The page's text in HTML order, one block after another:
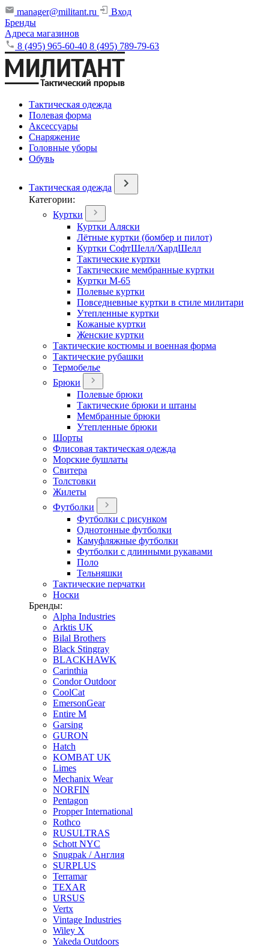
manager@militant.ru
Вход
Бренды
Адреса магазинов
8 (495) 965-60-40 8 (495) 789-79-63
Тактическая одежда
Полевая форма
Аксессуары
Снаряжение
Головные уборы
Обувь
Тактическая одежда
Категории:
Куртки
Куртки Аляски
Лётные куртки (бомбер и пилот)
Куртки СофтШелл/ХардШелл
Тактические куртки
Тактические мембранные куртки
Куртки М-65
Полевые куртки
Повседневные куртки в стиле милитари
Утепленные куртки
Кожаные куртки
Женские куртки
Тактические костюмы и военная форма
Тактические рубашки
Термобелье
Брюки
Полевые брюки
Тактические брюки и штаны
Мембранные брюки
Утепленные брюки
Шорты
Флисовая тактическая одежда
Морские бушлаты
Свитера
Толстовки
Жилеты
Футболки
Футболки с рисунком
Однотонные футболки
Камуфляжные футболки
Футболки с длинными рукавами
Поло
Тельняшки
Тактические перчатки
Носки
Бренды:
Alpha Industries
Arktis UK
Bilal Brothers
Black Stingray
BLACKHAWK
Carinthia
Condor Outdoor
CoolCat
EmersonGear
Entire M
Garsing
GURON
Hatch
KOMBAT UK
Limes
Mechanix Wear
NORFIN
Pentagon
Propper International
Rothco
RUSULTRAS
Schott NYC
Snugpak / Англия
SURPLUS
Terramar
TEXAR
URSUS
Vertx
Vintage Industries
Wiley X
Yakeda Outdoors